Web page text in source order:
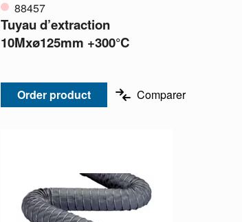
88457
Tuyau d’extraction
10Mxø125mm +300°C
Order product Comparer